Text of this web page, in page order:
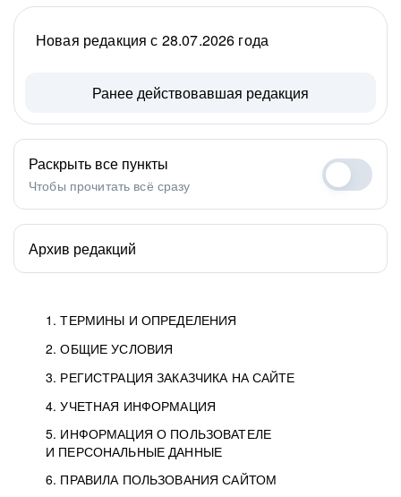
1. ТЕРМИНЫ И ОПРЕДЕЛЕНИЯ
2. ОБЩИЕ УСЛОВИЯ
3. РЕГИСТРАЦИЯ ЗАКАЗЧИКА НА САЙТЕ
4. УЧЕТНАЯ ИНФОРМАЦИЯ
5. ИНФОРМАЦИЯ О ПОЛЬЗОВАТЕЛЕ
И ПЕРСОНАЛЬНЫЕ ДАННЫЕ
6. ПРАВИЛА ПОЛЬЗОВАНИЯ САЙТОМ
Новая редакция с 28.07.2026 года
Ранее действовавшая редакция
Раскрыть все пункты
Чтобы прочитать всё сразу
Архив редакций